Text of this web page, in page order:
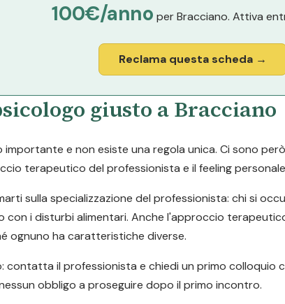
100€/anno per Bracciano. Attiva
Reclama questa scheda →
giusto a Bracciano
importante e non esiste una regola unica. Ci sono
terapeutico del professionista e il feeling
sulla specializzazione del professionista: chi si
con i disturbi alimentari. Anche l'approccio
ognuno ha caratteristiche diverse.
il professionista e chiedi un primo colloquio
obbligo a proseguire dopo il primo incontro.